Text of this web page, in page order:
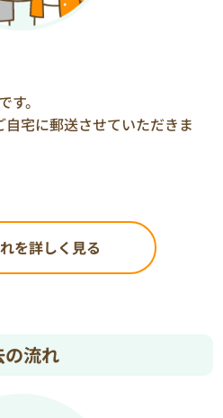
。
宅に郵送させていただきま
を詳しく見る
流れ